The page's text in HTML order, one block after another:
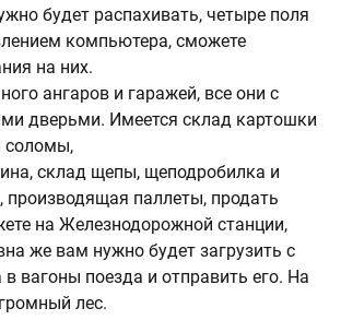
будет распахивать, четыре поля
компьютера, сможете
на них.
ангаров и гаражей, все они с
дверьми. Имеется склад картошки
соломы,
склад щепы, щеподробилка и
производящая паллеты, продать
на Железнодорожной станции,
же вам нужно будет загрузить с
вагоны поезда и отправить его. На
лес.